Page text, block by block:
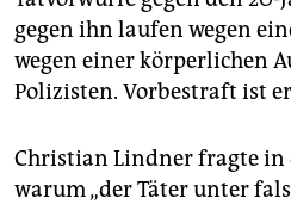
gegen ihn laufen wegen
wegen einer körperlichen
Polizisten. Vorbestraft ist
Christian Lindner fragte
warum „der Täter unter